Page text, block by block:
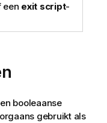
een exit script-
booleaanse
gebruikt als